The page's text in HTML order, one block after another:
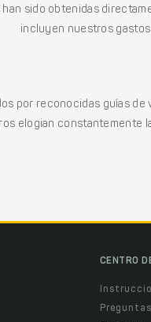
han sido obtenidas
incluyen nuestros
por reconocidas guías de
elogian constantemente
CENTRO
Preguntas